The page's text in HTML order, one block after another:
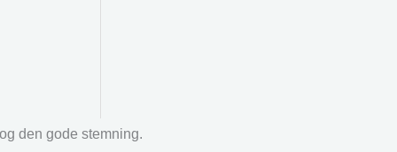
den gode stemning.